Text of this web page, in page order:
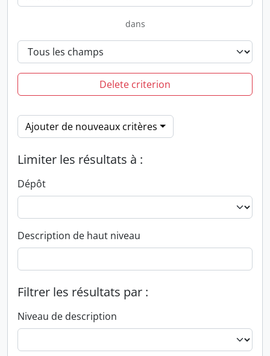
dans
Delete criterion
Ajouter de nouveaux critères
Limiter les résultats à :
Dépôt
Description de haut niveau
Filtrer les résultats par :
Niveau de description